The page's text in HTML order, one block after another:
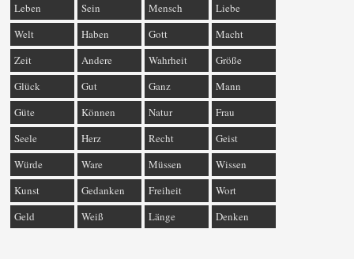
Leben Sein Mensch
Liebe
Welt
Haben Gott
Macht
Zeit
Andere Wahrheit
Größe
Glück
Gut Ganz
Mann
Güte
Können Natur
Frau
Seele
Herz Recht
Geist
Würde
Ware Müssen
Wissen
Kunst
Gedanken Freiheit
Wort
Geld
Weiß Länge Denken